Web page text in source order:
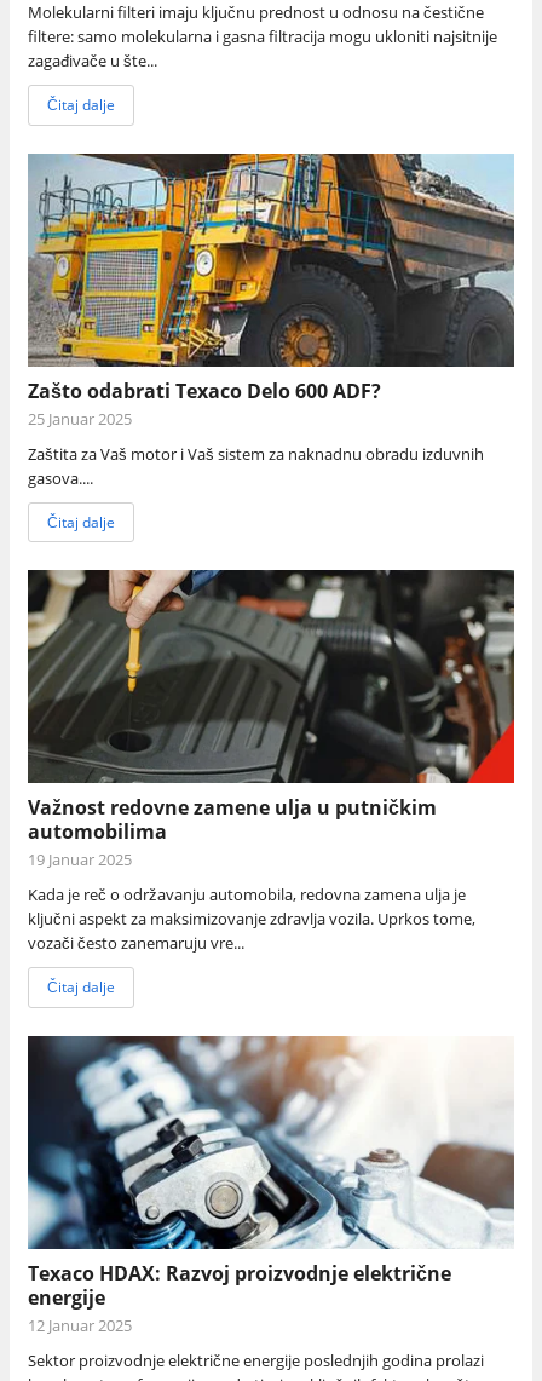
Molekularni filteri imaju ključnu prednost u odnosu na čestične
filtere: samo molekularna i gasna filtracija mogu ukloniti najsitnije
zagađivače u šte...
Čitaj dalje
Zašto odabrati Texaco Delo 600 ADF?
25 Januar 2025
Zaštita za Vaš motor i Vaš sistem za naknadnu obradu izduvnih
gasova....
Čitaj dalje
Važnost redovne zamene ulja u putničkim
automobilima
19 Januar 2025
Kada je reč o održavanju automobila, redovna zamena ulja je
ključni aspekt za maksimizovanje zdravlja vozila. Uprkos tome,
vozači često zanemaruju vre...
Čitaj dalje
Texaco HDAX: Razvoj proizvodnje električne
energije
12 Januar 2025
Sektor proizvodnje električne energije poslednjih godina prolazi